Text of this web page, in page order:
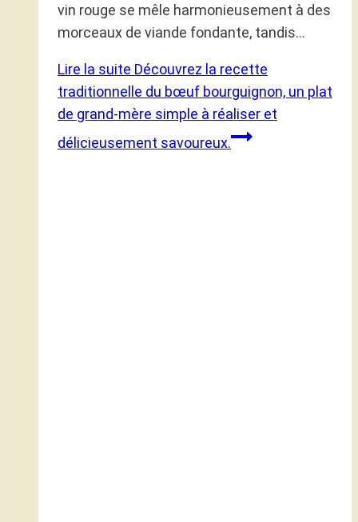
vin rouge se mêle harmonieusement à des
morceaux de viande fondante, tandis…
Lire la suite Découvrez la recette
traditionnelle du bœuf bourguignon, un plat
de grand-mère simple à réaliser et
délicieusement savoureux.